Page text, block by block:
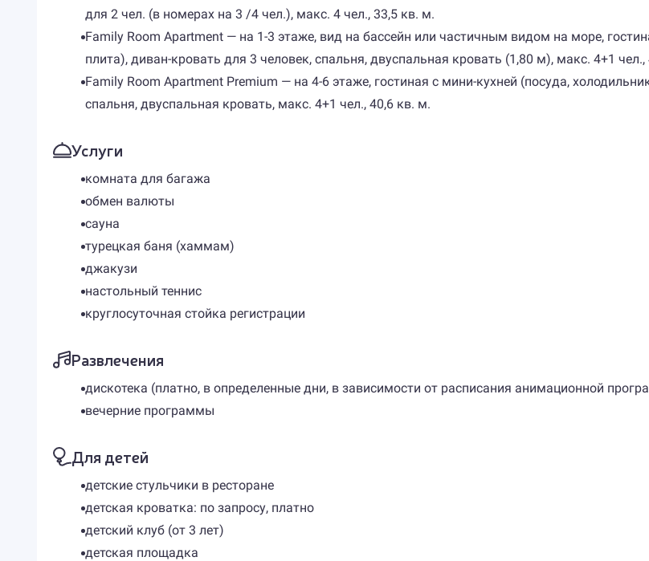
для 2 чел. (в номерах на 3 /4 чел.), макс. 4 чел., 33,5 кв. м.
Family Room Apartment — на 1-3 этаже, вид на бассейн или частичным видом на море,
плита), диван-кровать для 3 человек, спальня, двуспальная кровать (1,80 м), макс. 4+1 чел.,
Family Room Apartment Premium — на 4-6 этаже, гостиная с мини-кухней (посуда,
спальня, двуспальная кровать, макс. 4+1 чел., 40,6 кв. м.
Услуги
комната для багажа
обмен валюты
сауна
турецкая баня (хаммам)
джакузи
настольный теннис
круглосуточная стойка регистрации
Развлечения
дискотека (платно, в определенные дни, в зависимости от расписания анимационной
вечерние программы
Для детей
детские стульчики в ресторане
детская кроватка: по запросу, платно
детский клуб (от 3 лет)
детская площадка